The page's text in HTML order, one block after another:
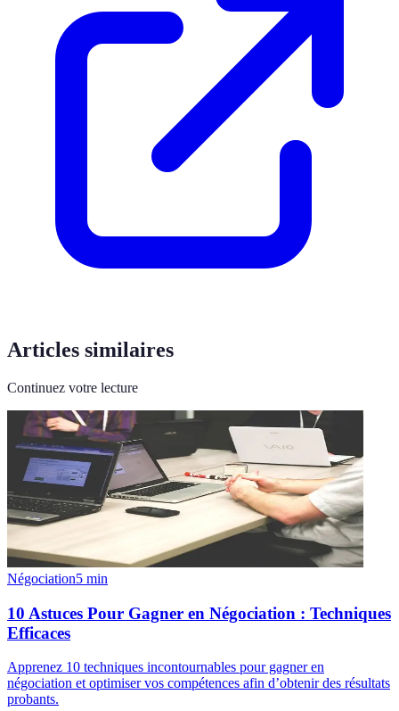
Articles similaires
Continuez votre lecture
Négociation5 min
10 Astuces Pour Gagner en Négociation : Techniques
Efficaces
Apprenez 10 techniques incontournables pour gagner en
négociation et optimiser vos compétences afin d’obtenir des résultats
probants.